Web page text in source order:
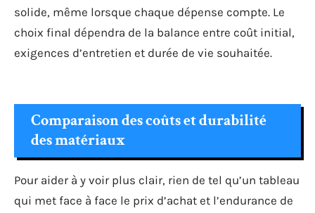
solide, même lorsque chaque dépense compte. Le
choix final dépendra de la balance entre coût initial,
exigences d’entretien et durée de vie souhaitée.
Comparaison des coûts et durabilité
des matériaux
Pour aider à y voir plus clair, rien de tel qu’un tableau
qui met face à face le prix d’achat et l’endurance de